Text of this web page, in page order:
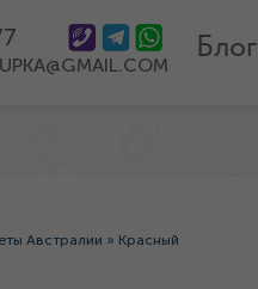
Блог
Австралии » Красный